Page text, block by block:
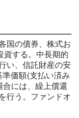
国の債券、株式お
資する。中長期的
い、信託財産の安
価額(支払い済み
合には、繰上償還
行う。ファンドオ